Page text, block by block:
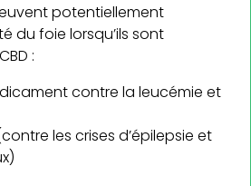
potentiellement
du foie lorsqu’ils sont
:
contre la leucémie et
les crises d’épilepsie et